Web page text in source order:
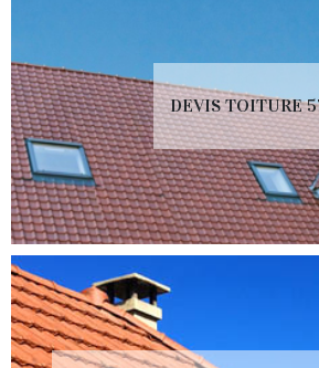
DEVIS TOITURE